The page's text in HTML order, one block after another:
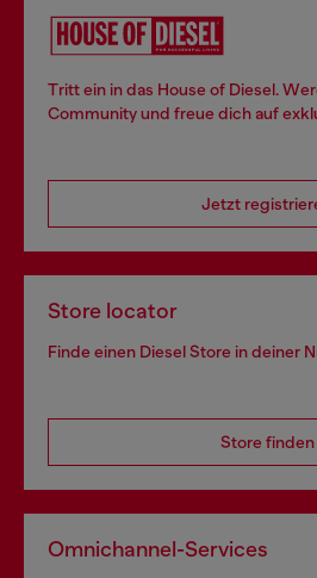
Tritt ein in das House of Diesel.
Community und freue dich auf
Jetzt
Store locator
Finde einen Diesel Store in deiner
Store finden
Omnichannel-Services